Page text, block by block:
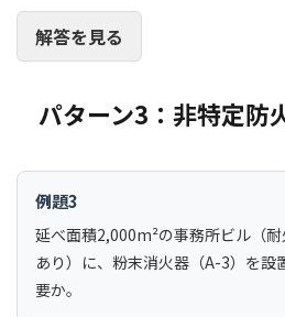
解答を見る
パターン3：非特定防
例題3
延べ面積2,000m²の事務所ビル（
あり）に、粉末消火器（A-3）を設
要か。